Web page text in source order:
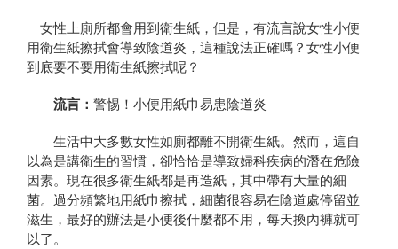
女性上廁所都會用到衛生紙，但是，有流言說女性小便
用衛生紙擦拭會導致陰道炎，這種說法正確嗎？女性小便
到底要不要用衛生紙擦拭呢？
流言： 警惕！小便用紙巾易患陰道炎
生活中大多數女性如廁都離不開衛生紙。然而，這自
以為是講衛生的習慣，卻恰恰是導致婦科疾病的潛在危險
因素。現在很多衛生紙都是再造紙，其中帶有大量的細
菌。過分頻繁地用紙巾擦拭，細菌很容易在陰道處停留並
滋生，最好的辦法是小便後什麼都不用，每天換內褲就可
以了。